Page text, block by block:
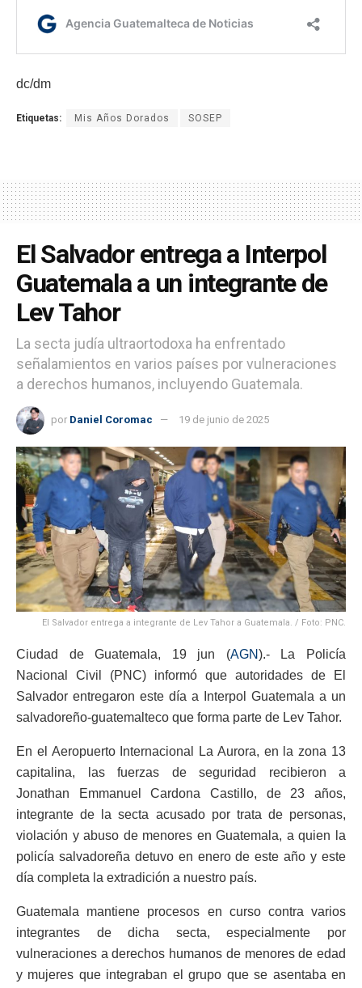
dc/dm
Etiquetas: Mis Años Dorados SOSEP
El Salvador entrega a Interpol
Guatemala a un integrante de
Lev Tahor
La secta judía ultraortodoxa ha enfrentado
señalamientos en varios países por vulneraciones
a derechos humanos, incluyendo Guatemala.
por Daniel Coromac 19 de junio de 2025
El Salvador entrega a integrante de Lev Tahor a Guatemala. / Foto: PNC.
Ciudad de Guatemala, 19 jun (AGN).- La Policía
Nacional Civil (PNC) informó que autoridades de El
Salvador entregaron este día a Interpol Guatemala a un
salvadoreño-guatemalteco que forma parte de Lev Tahor.
En el Aeropuerto Internacional La Aurora, en la zona 13
capitalina, las fuerzas de seguridad recibieron a
Jonathan Emmanuel Cardona Castillo, de 23 años,
integrante de la secta acusado por trata de personas,
violación y abuso de menores en Guatemala, a quien la
policía salvadoreña detuvo en enero de este año y este
día completa la extradición a nuestro país.
Guatemala mantiene procesos en curso contra varios
integrantes de dicha secta, especialmente por
vulneraciones a derechos humanos de menores de edad
y mujeres que integraban el grupo que se asentaba en